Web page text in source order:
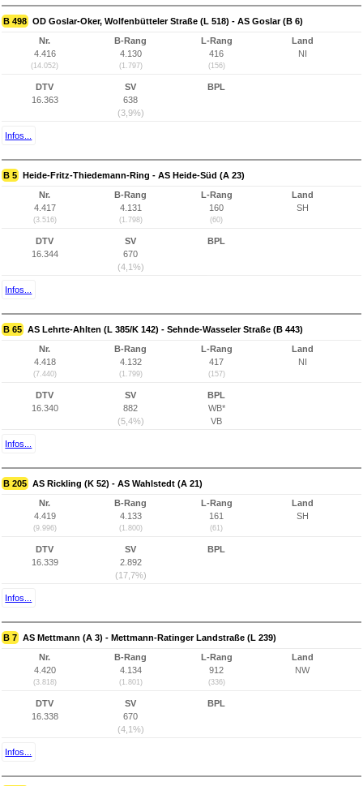
B 498 OD Goslar-Oker, Wolfenbütteler Straße (L 518) - AS Goslar (B 6)
Nr.
4.416
(14.052)
B-Rang
4.130
(1.797)
L-Rang
416
(156)
Land
NI
DTV
16.363
SV
638
(3,9%)
BPL
Infos...
B 5 Heide-Fritz-Thiedemann-Ring - AS Heide-Süd (A 23)
Nr.
4.417
(3.516)
B-Rang
4.131
(1.798)
L-Rang
160
(60)
Land
SH
DTV
16.344
SV
670
(4,1%)
BPL
Infos...
B 65 AS Lehrte-Ahlten (L 385/K 142) - Sehnde-Wasseler Straße (B 443)
Nr.
4.418
(7.440)
B-Rang
4.132
(1.799)
L-Rang
417
(157)
Land
NI
DTV
16.340
SV
882
(5,4%)
BPL
WB*
VB
Infos...
B 205 AS Rickling (K 52) - AS Wahlstedt (A 21)
Nr.
4.419
(9.996)
B-Rang
4.133
(1.800)
L-Rang
161
(61)
Land
SH
DTV
16.339
SV
2.892
(17,7%)
BPL
Infos...
B 7 AS Mettmann (A 3) - Mettmann-Ratinger Landstraße (L 239)
Nr.
4.420
(3.818)
B-Rang
4.134
(1.801)
L-Rang
912
(336)
Land
NW
DTV
16.338
SV
670
(4,1%)
BPL
Infos...